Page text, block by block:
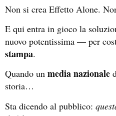
Non si crea Effetto Alone.
E qui entra in gioco la
nuovo potentissima — per
stampa.
Quando un media nazionale
storia…
Sta dicendo al pubblico: